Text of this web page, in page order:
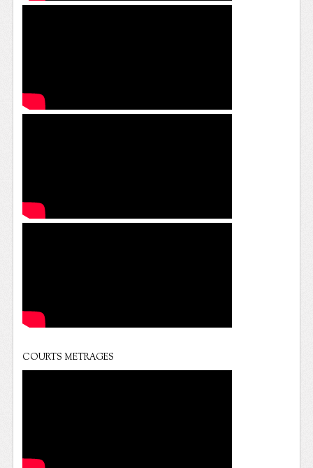
COURTS METRAGES